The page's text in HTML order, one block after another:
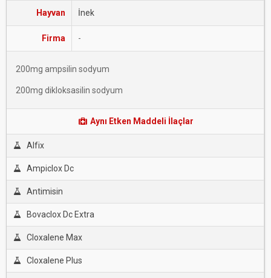
Hayvan İnek
Firma -
200mg ampsilin sodyum
200mg dikloksasilin sodyum
Aynı Etken Maddeli İlaçlar
Alfix
Ampiclox Dc
Antimisin
Bovaclox Dc Extra
Cloxalene Max
Cloxalene Plus